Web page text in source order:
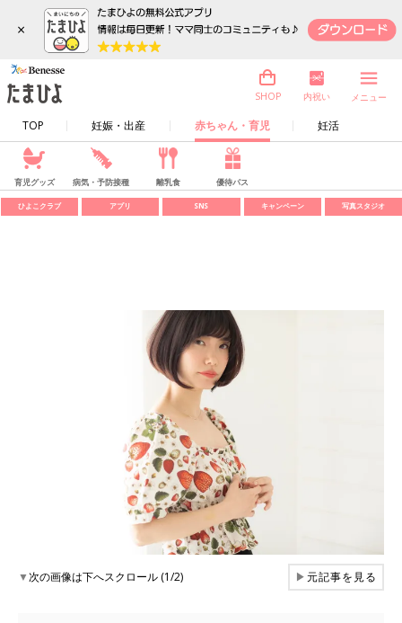
×
TOP 妊娠・出産 赤ちゃん・育児 妊活
SHOP 内祝い メニュー
育児グッズ 病気・予防接種 離乳食 優待パス
ひよこクラブ アプリ SNS キャンペーン 写真スタジオ
▼次の画像は下へスクロール (1/2) ▶元記事を見る